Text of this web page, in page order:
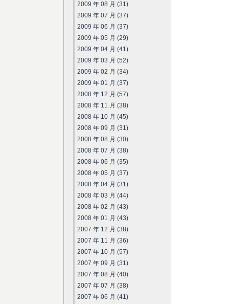
2009 年 08 月 (31)
2009 年 07 月 (37)
2009 年 06 月 (37)
2009 年 05 月 (29)
2009 年 04 月 (41)
2009 年 03 月 (52)
2009 年 02 月 (34)
2009 年 01 月 (37)
2008 年 12 月 (57)
2008 年 11 月 (38)
2008 年 10 月 (45)
2008 年 09 月 (31)
2008 年 08 月 (30)
2008 年 07 月 (38)
2008 年 06 月 (35)
2008 年 05 月 (37)
2008 年 04 月 (31)
2008 年 03 月 (44)
2008 年 02 月 (43)
2008 年 01 月 (43)
2007 年 12 月 (38)
2007 年 11 月 (36)
2007 年 10 月 (57)
2007 年 09 月 (31)
2007 年 08 月 (40)
2007 年 07 月 (38)
2007 年 06 月 (41)